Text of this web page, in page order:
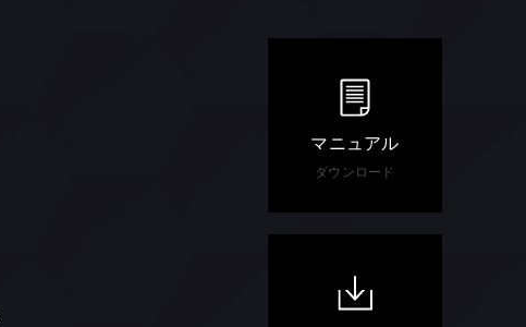
マニュアル
ダウンロード